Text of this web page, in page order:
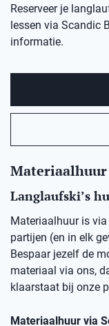
Reserveer je
lessen via Scandic
informatie.
Materiaalhuur
Langlaufski’s
Materiaalhuur is
partijen (en in elk
Bespaar jezelf de
materiaal via ons,
klaarstaat bij onze
Materiaalhuur via